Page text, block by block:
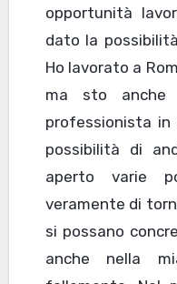
opportunità
dato la
Ho lavorato a
ma sto anche
professionista
possibilità di
aperto varie
veramente di
si possano
anche nella